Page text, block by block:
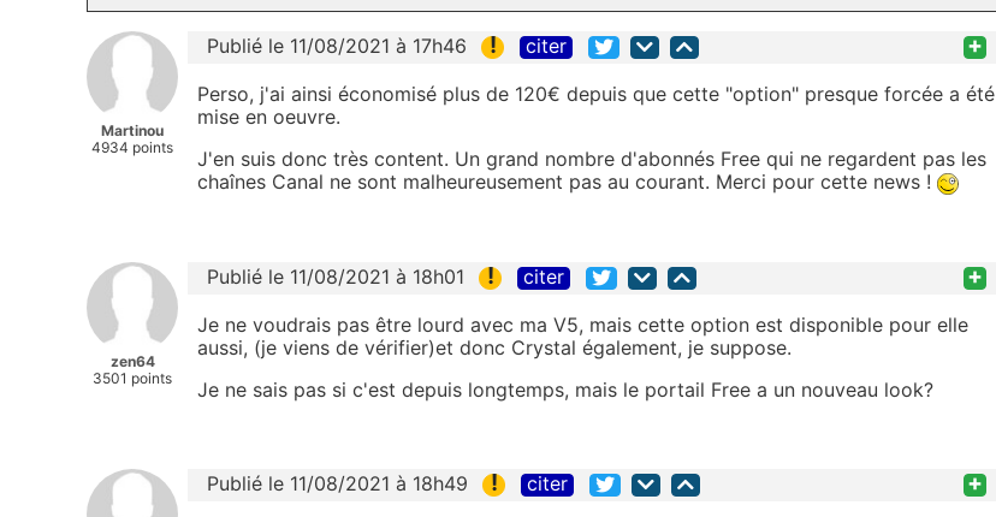
Martinou
4934 points
Publié le 11/08/2021 à 17h46 ! citer +
Perso, j'ai ainsi économisé plus de 120€ depuis que cette "option" presque forcée a été
mise en oeuvre.
J'en suis donc très content. Un grand nombre d'abonnés Free qui ne regardent pas les
chaînes Canal ne sont malheureusement pas au courant. Merci pour cette news !
zen64
3501 points
Publié le 11/08/2021 à 18h01 ! citer +
Je ne voudrais pas être lourd avec ma V5, mais cette option est disponible pour elle
aussi, (je viens de vérifier)et donc Crystal également, je suppose.
Je ne sais pas si c'est depuis longtemps, mais le portail Free a un nouveau look?
Publié le 11/08/2021 à 18h49 ! citer +